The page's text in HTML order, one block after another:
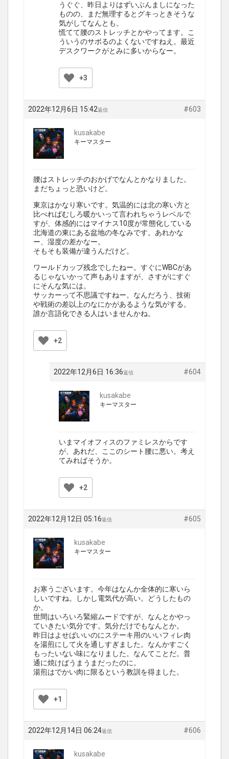
うぐぐ、昨日よりはずいぶんましになった
ものの、まだ無理するとグキっときそうな
気がしてなんとも。
慌てて腰のストレッチとかやってます。こ
ういうのサボるのよくないですねえ。最近
デスクワークがとみに多いからなー。
+3
2022年12月6日 15:42 #603
返信
kusakabe
キーマスター
腰はストレッチのおかげでなんとかなりました。
まだちょっと恐いけど。
東京はかなり寒いです。気温的には北の寒い方と
比べればむしろ暖かいって言われちゃうレベルで
すが、体感的にはマイナス10度が常態化している
北海道の東にある盆地の冬なみです。あれかな
ー、湿度の差かなー。
そもそも装備が違うんだけど。
ワールドカップ残念でしたねー。すぐにWBCがあ
るじゃないかって声もありますが、さすがにすぐ
にそんな気には。
サッカーって不思議ですねー。なんだろう、技術
や戦術の差以上のなにかがあるような気がする。
誰か言語化できる人はいませんかね。
+2
2022年12月6日 16:36 #604
返信
kusakabe
キーマスター
いまマイオフィスのファミレスからです
が、あれだ、ここのシート腰に悪い。考え
てみればそうか。
+2
2022年12月12日 05:16 #605
返信
kusakabe
キーマスター
お寒うございます。今年はなんか全体的に寒いら
しいですね。しかし電気代が高い。どうしたもの
か。
世間はいろいろ緊縮ムードですが、なんとかやっ
ていきたい気分です。気分だけでもなんとか。
昨日はよせばいいのにステーキ用のいいフィレ肉
を湯煎にして火を通しすぎました。なんかすごく
もったいない味になりました。なんてことだ。普
通に焼けばうまうまだったのに。
湯煎はでかい肉に限るという教訓を得ました。
+1
2022年12月14日 06:24 #606
返信
kusakabe